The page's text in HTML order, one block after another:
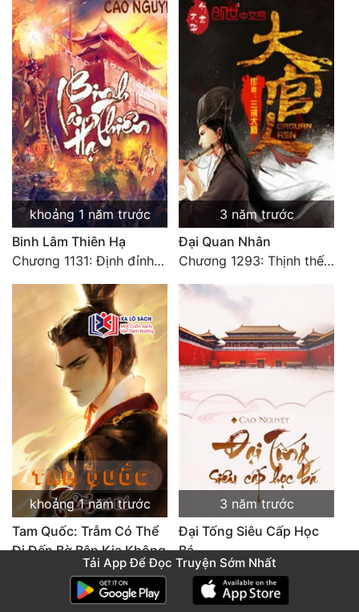
khoảng 1 năm trước
Binh Lâm Thiên Hạ
Chương 1131: Định đỉnh thiên hạ (HẾT)
3 năm trước
Đại Quan Nhân
Chương 1293: Thịnh thế Bạch Liên. Hết.
khoảng 1 năm trước
Tam Quốc: Trẫm Có Thể
Đi Đến Bờ Bên Kia Không
Chương 1312: Phong Thiện Thái Sơn (Đại Kết Cục)
3 năm trước
Đại Tống Siêu Cấp Học
Bá
Chương 1167: Hết.
Tải App Để Đọc Truyện Sớm Nhất